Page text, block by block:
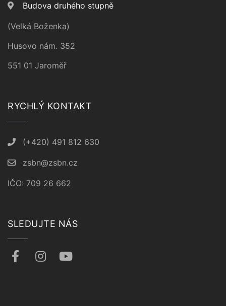
Budova druhého stupně
(Velká Boženka)
Husovo nám. 352
551 01 Jaroměř
RYCHLÝ KONTAKT
(+420) 491 812 630
zsbn@zsbn.cz
IČO: 709 26 662
SLEDUJTE NÁS